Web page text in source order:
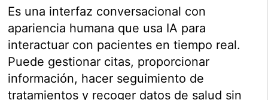
Es una interfaz conversacional con
apariencia humana que usa IA para
interactuar con pacientes en tiempo real.
Puede gestionar citas, proporcionar
información, hacer seguimiento de
tratamientos y recoger datos de salud sin